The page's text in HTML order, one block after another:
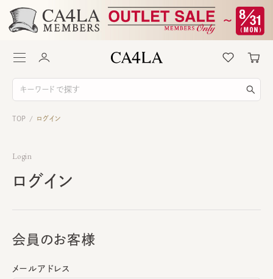
TOP / ログイン
Login
ログイン
会員のお客様
メールアドレス